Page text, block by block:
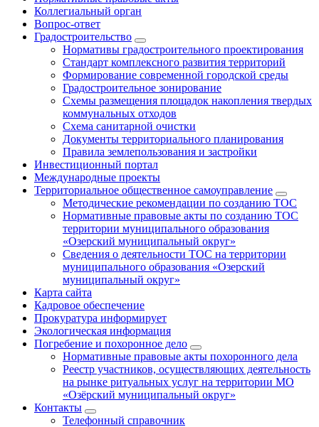
Коллегиальный орган
Вопрос-ответ
Градостроительство
Нормативы градостроительного проектирования
Стандарт комплексного развития территорий
Формирование современной городской среды
Градостроительное зонирование
Схемы размещения площадок накопления твердых
коммунальных отходов
Схема санитарной очистки
Документы территориального планирования
Правила землепользования и застройки
Инвестиционный портал
Международные проекты
Территориальное общественное самоуправление
Методические рекомендации по созданию ТОС
Нормативные правовые акты по созданию ТОС
территории муниципального образования
«Озерский муниципальный округ»
Сведения о деятельности ТОС на территории
муниципального образования «Озерский
муниципальный округ»
Карта сайта
Кадровое обеспечение
Прокуратура информирует
Экологическая информация
Погребение и похоронное дело
Нормативные правовые акты похоронного дела
Реестр участников, осуществляющих деятельность
на рынке ритуальных услуг на территории МО
«Озёрский муниципальный округ»
Контакты
Телефонный справочник